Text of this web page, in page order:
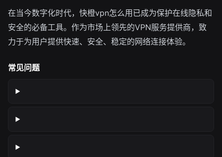
在当今数字化时代，快橙vpn怎么用已成为保护在线隐私和
安全的必备工具。作为市场上领先的VPN服务提供商，致
力于为用户提供快速、安全、稳定的网络连接体验。
常见问题